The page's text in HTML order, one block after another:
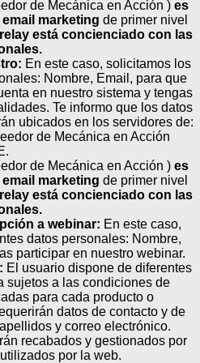
de Mecánica en Acción ) es
marketing de primer nivel
está concienciado con las
En este caso, solicitamos los
Nombre, Email, para que
en nuestro sistema y tengas
Te informo que los datos
ubicados en los servidores de:
de Mecánica en Acción
de Mecánica en Acción ) es
marketing de primer nivel
está concienciado con las
a webinar: En este caso,
datos personales: Nombre,
participar en nuestro webinar.
El usuario dispone de diferentes
sujetos a las condiciones de
para cada producto o
datos de contacto y de
y correo electrónico.
recabados y gestionados por
por la web.